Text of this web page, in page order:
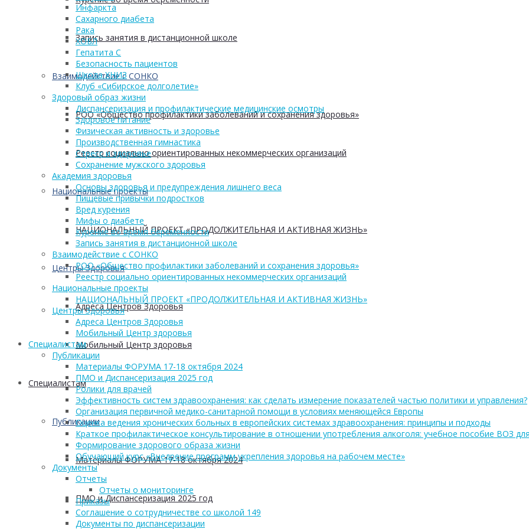
Запись занятия в дистанционной школе
Взаимодействие с СОНКО
РОО «Общество профилактики заболеваний и сохранения здоровья»
Реестр социально ориентированных некоммерческих организаций
Национальные проекты
НАЦИОНАЛЬНЫЙ ПРОЕКТ «ПРОДОЛЖИТЕЛЬНАЯ И АКТИВНАЯ ЖИЗНЬ»
Центры Здоровья
Адреса Центров Здоровья
Мобильный Центр здоровья
Cпециалистам
Публикации
Материалы ФОРУМА 17-18 октября 2024
ПМО и Диспансеризация 2025 год
Инфаркта
Сахарного диабета
Рака
ХОБЛ
Гепатита С
Безопасность пациентов
Школа ХНИЗ
Клуб «Сибирское долголетие»
Здоровый образ жизни
Диспансеризация и профилактические медицинские осмотры
Здоровое питание
Физическая активность и здоровье
Производственная гимнастика
Стресс и здоровье
Сохранение мужского здоровья
Академия здоровья
Основы здоровья и предупреждения лишнего веса
Пищевые привычки подростков
Вред курения
Мифы о диабете
Курение во время беременности
Запись занятия в дистанционной школе
Взаимодействие с СОНКО
РОО «Общество профилактики заболеваний и сохранения здоровья»
Реестр социально ориентированных некоммерческих организаций
Национальные проекты
НАЦИОНАЛЬНЫЙ ПРОЕКТ «ПРОДОЛЖИТЕЛЬНАЯ И АКТИВНАЯ ЖИЗНЬ»
Центры Здоровья
Адреса Центров Здоровья
Мобильный Центр здоровья
Cпециалистам
Публикации
Материалы ФОРУМА 17-18 октября 2024
ПМО и Диспансеризация 2025 год
Ролики для врачей
Эффективность систем здравоохранения: как сделать измерение показателей частью политики и управления?
Организация первичной медико-санитарной помощи в условиях меняющейся Европы
Оценка ведения хронических больных в европейских системах здравоохранения: принципы и подходы
Краткое профилактическое консультирование в отношении употребления алкоголя: учебное пособие ВОЗ
Формирование здорового образа жизни
Обучающий курс «Внедрение программ укрепления здоровья на рабочем месте»
Документы
Отчеты
Отчеты о мониторинге
Приказы
Соглашение о сотрудничестве со школой 149
Документы по диспансеризации